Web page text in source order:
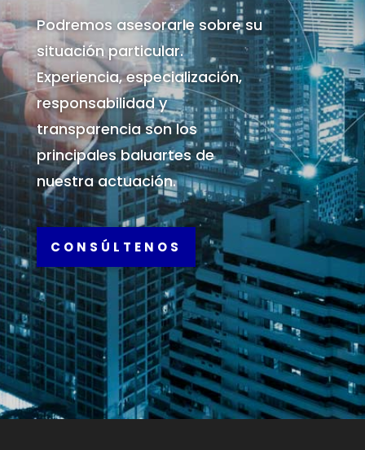
Podremos asesorarle sobre su
situación particular.
Experiencia, especialización,
responsabilidad y
transparencia son los
principales baluartes de
nuestra actuación.
CONSÚLTENOS